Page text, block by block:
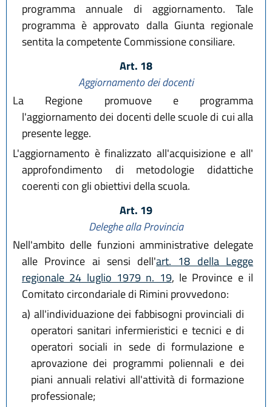
programma annuale di aggiornamento. Tale
programma è approvato dalla Giunta regionale
sentita la competente Commissione consiliare.
Art. 18
Aggiornamento dei docenti
La Regione promuove e programma
l'aggiornamento dei docenti delle scuole di cui alla
presente legge.
L'aggiornamento è finalizzato all'acquisizione e all'
approfondimento di metodologie didattiche
coerenti con gli obiettivi della scuola.
Art. 19
Deleghe alla Provincia
Nell'ambito delle funzioni amministrative delegate
alle Province ai sensi dell'art. 18 della Legge
regionale 24 luglio 1979 n. 19, le Province e il
Comitato circondariale di Rimini provvedono:
a) all'individuazione dei fabbisogni provinciali di
operatori sanitari infermieristici e tecnici e di
operatori sociali in sede di formulazione e
aprovazione dei programmi poliennali e dei
piani annuali relativi all'attività di formazione
professionale;